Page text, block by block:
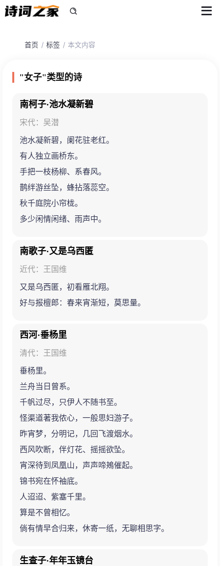
首页 标签 本文内容
"女子"类型的诗
南柯子·池水凝新碧
宋代：吴潜
池水凝新碧，阑花驻老红。
有人独立画桥东。
手把一枝杨柳、系春风。
鹊绊游丝坠，蜂拈落蕊空。
秋千庭院小帘栊。
多少闲情闲绪、雨声中。
南歌子·又是乌西匿
近代：王国维
又是乌西匿，初看雁北翔。
好与报檀郎：春来宵渐短，莫思量。
西河·垂杨里
清代：王国维
垂杨里。
兰舟当日曾系。
千帆过尽，只伊人不随书至。
怪渠道著我侬心，一般思妇游子。
昨宵梦，分明记，几回飞渡烟水。
西风吹断，伴灯花、摇摇欲坠。
宵深待到凤凰山，声声啼鴂催起。
锦书宛在怀袖底。
人迢迢、紫塞千里。
算是不曾相忆。
倘有情早合归来，休寄一纸，无聊相思字。
生查子·年年玉镜台